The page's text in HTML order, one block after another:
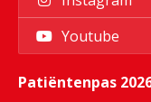
Youtube
Patiëntenpas